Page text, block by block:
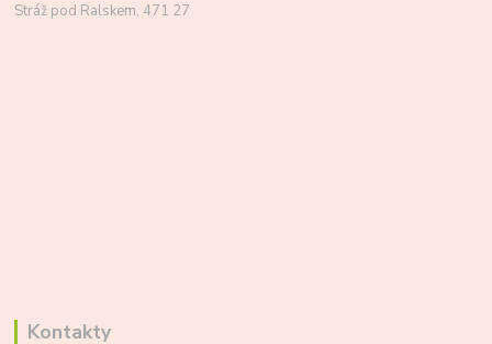
Stráž pod Ralskem, 471 27
Kontakty